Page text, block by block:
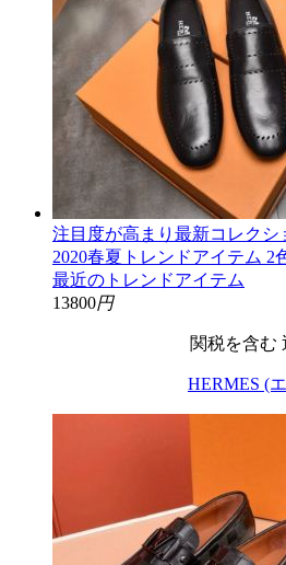
注目度が高まり最新コレク
2020春夏トレンドアイテム 2
最近のトレンドアイテム
13800円
関税を含む
HERMES (